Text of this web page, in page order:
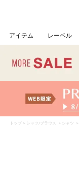
アイテム レーベル
トップ > シャツ/ブラウス > シャツ >